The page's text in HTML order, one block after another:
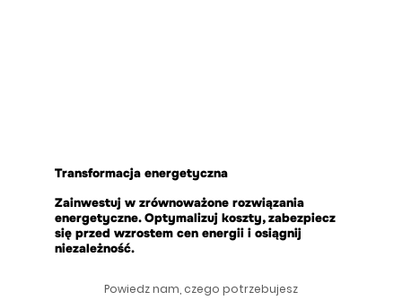
Transformacja energetyczna
Zainwestuj w zrównoważone rozwiązania
energetyczne. Optymalizuj koszty, zabezpiecz
się przed wzrostem cen energii i osiągnij
niezależność.
Powiedz nam, czego potrzebujesz